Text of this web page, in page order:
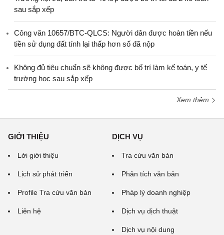
sau sắp xếp
Công văn 10657/BTC-QLCS: Người dân được hoàn tiền nếu
tiền sử dụng đất tính lại thấp hơn số đã nộp
Không đủ tiêu chuẩn sẽ không được bố trí làm kế toán, y tế
trường học sau sắp xếp
Xem thêm
GIỚI THIỆU
Lời giới thiệu
Lịch sử phát triển
Profile Tra cứu văn bản
Liên hệ
DỊCH VỤ
Tra cứu văn bản
Phân tích văn bản
Pháp lý doanh nghiệp
Dịch vụ dịch thuật
Dịch vụ nội dung